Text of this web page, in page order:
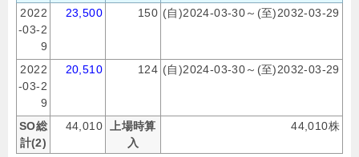
2022
-03-2
9
23,500 150 (自)2024-03-30～(至)2032-03-29
2022
-03-2
9
20,510 124 (自)2024-03-30～(至)2032-03-29
SO総
計(2)
44,010 上場時算
入
44,010株